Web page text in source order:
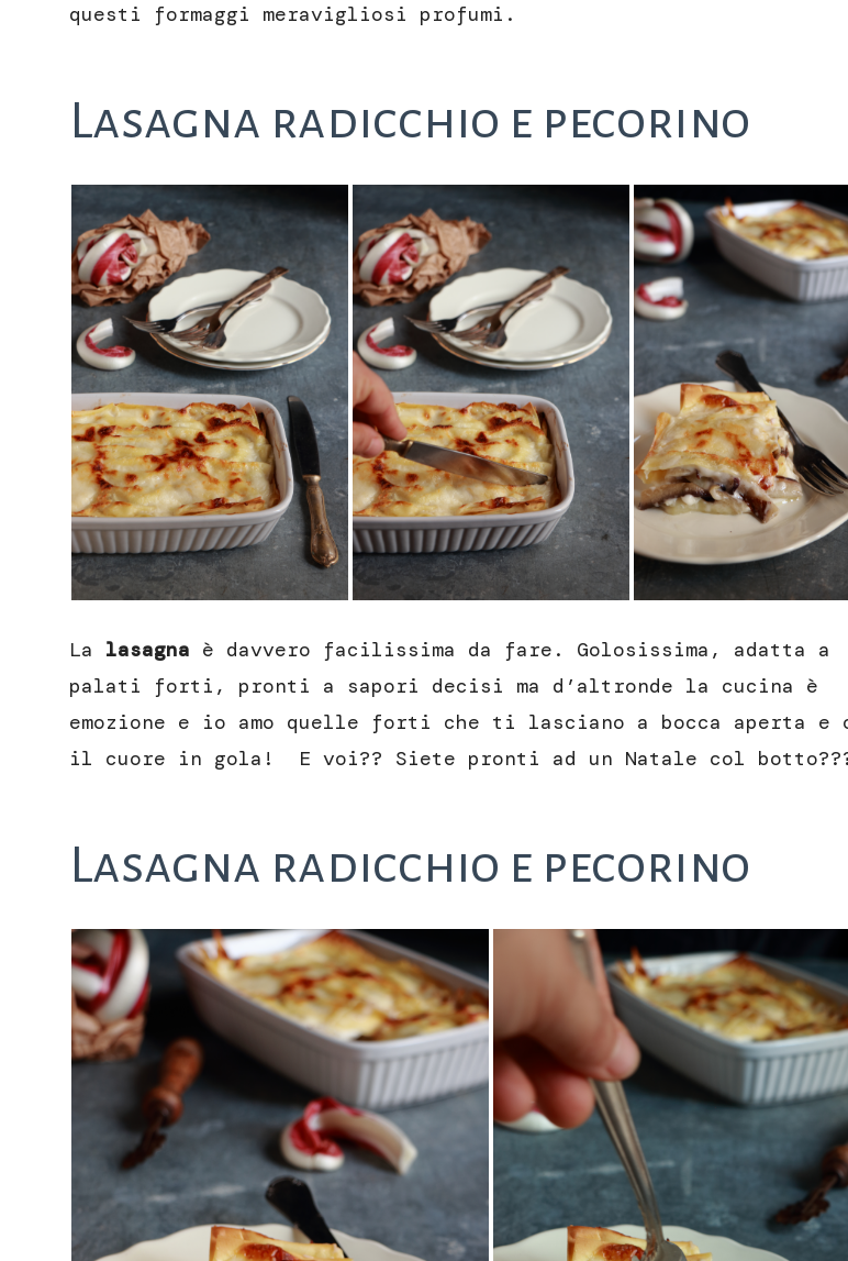
questi formaggi meravigliosi profumi.
Lasagna radicchio e pecorino
La lasagna è davvero facilissima da fare. Golosissima, adatta a
palati forti, pronti a sapori decisi ma d’altronde la cucina è
emozione e io amo quelle forti che ti lasciano a bocca aperta e
il cuore in gola! E voi?? Siete pronti ad un Natale col
Lasagna radicchio e pecorino